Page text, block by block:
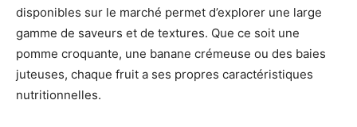
disponibles sur le marché permet d’explorer une large
gamme de saveurs et de textures. Que ce soit une
pomme croquante, une banane crémeuse ou des baies
juteuses, chaque fruit a ses propres caractéristiques
nutritionnelles.